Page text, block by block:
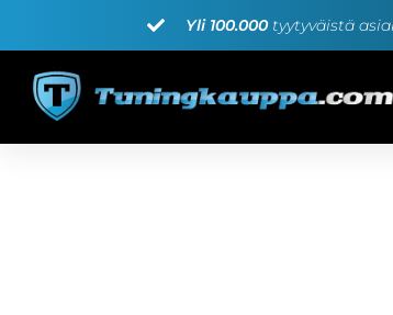
Yli 100.000 tyytyväistä